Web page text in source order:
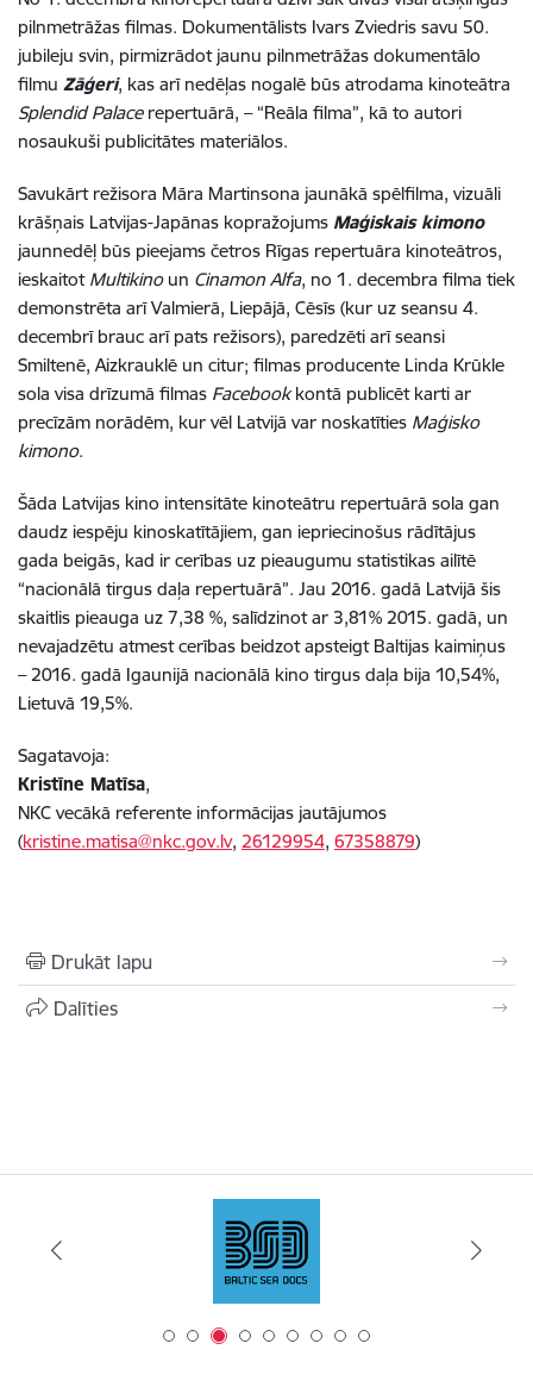
pilnmetrāžas filmas. Dokumentālists Ivars Zviedris savu 50.
jubileju svin, pirmizrādot jaunu pilnmetrāžas dokumentālo
filmu Zāģeri, kas arī nedēļas nogalē būs atrodama kinoteātra
Splendid Palacerepertuārā, – “Reāla filma”, kā to autori
nosaukuši publicitātes materiālos.
Savukārt režisora Māra Martinsona jaunākā spēlfilma, vizuāli
krāšņais Latvijas-Japānas kopražojums Maģiskais kimono
jaunnedēļ būs pieejams četros Rīgas repertuāra kinoteātros,
ieskaitot Multikinoun Cinamon Alfa, no 1. decembra filma tiek
demonstrēta arī Valmierā, Liepājā, Cēsīs (kur uz seansu 4.
decembrī brauc arī pats režisors), paredzēti arī seansi
Smiltenē, Aizkrauklē un citur; filmas producente Linda Krūkle
sola visa drīzumā filmas Facebookkontā publicēt karti ar
precīzām norādēm, kur vēl Latvijā var noskatīties Maģisko
kimono.
Šāda Latvijas kino intensitāte kinoteātru repertuārā sola gan
daudz iespēju kinoskatītājiem, gan iepriecinošus rādītājus
gada beigās, kad ir cerības uz pieaugumu statistikas ailītē
“nacionālā tirgus daļa repertuārā”. Jau 2016. gadā Latvijā šis
skaitlis pieauga uz 7,38 %, salīdzinot ar 3,81% 2015. gadā, un
nevajadzētu atmest cerības beidzot apsteigt Baltijas kaimiņus
– 2016. gadā Igaunijā nacionālā kino tirgus daļa bija 10,54%,
Lietuvā 19,5%.
Sagatavoja:
Kristīne Matīsa,
NKC vecākā referente informācijas jautājumos
(kristine.matisa@nkc.gov.lv, 26129954, 67358879)
Drukāt lapu
Dalīties